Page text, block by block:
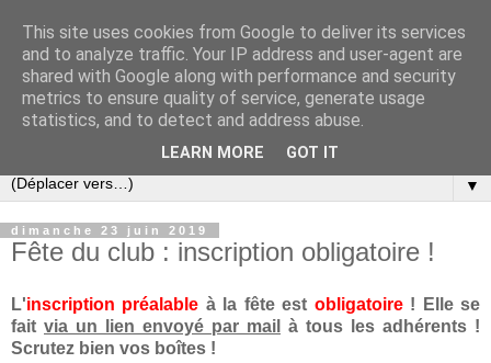
▼
dimanche 23 juin 2019
Fête du club : inscription obligatoire !
L'inscription préalable à la fête est obligatoire! Elle se
fait via un lien envoyé par mail
à tous les adhérents !
Scrutez bien vos boîtes !
This site uses cookies from Google to deliver its services
and to analyze traffic. Your IP address and user-agent are
shared with Google along with performance and security
metrics to ensure quality of service, generate usage
statistics, and to detect and address abuse.
LEARN MORE GOT IT